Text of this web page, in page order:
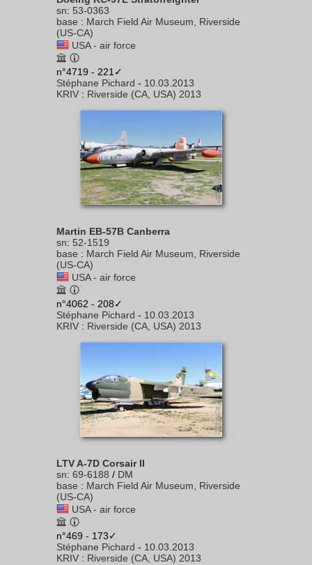
sn: 53-0363
base : March Field Air Museum, Riverside
(US-CA)
USA - air force
n°4719 - 221✓
Stéphane Pichard - 10.03.2013
KRIV : Riverside (CA, USA) 2013
Martin EB-57B Canberra
sn: 52-1519
base : March Field Air Museum, Riverside
(US-CA)
USA - air force
n°4062 - 208✓
Stéphane Pichard - 10.03.2013
KRIV : Riverside (CA, USA) 2013
LTV A-7D Corsair II
sn: 69-6188 / DM
base : March Field Air Museum, Riverside
(US-CA)
USA - air force
n°469 - 173✓
Stéphane Pichard - 10.03.2013
KRIV : Riverside (CA, USA) 2013